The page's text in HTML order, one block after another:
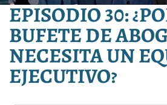
EPISODIO 30:
BUFETE DE
NECESITA UN
EJECUTIVO?